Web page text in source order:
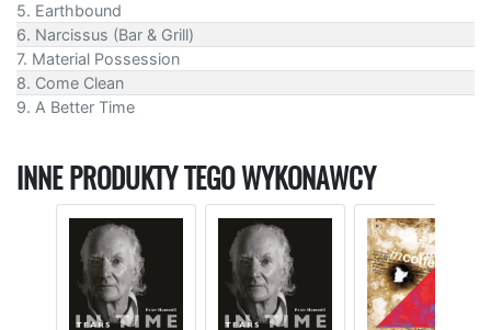
5. Earthbound
6. Narcissus (Bar & Grill)
7. Material Possession
8. Come Clean
9. A Better Time
INNE PRODUKTY TEGO WYKONAWCY